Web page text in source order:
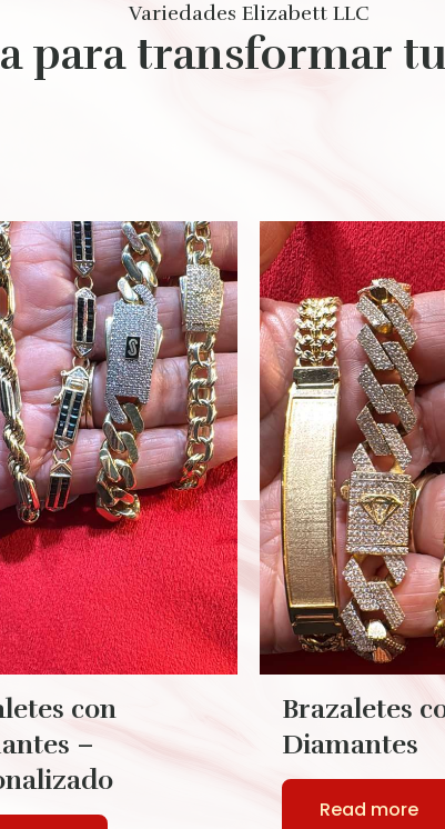
para transformar
Variedades Elizabett LLC
con
–
Brazaletes
Diamantes
Read more